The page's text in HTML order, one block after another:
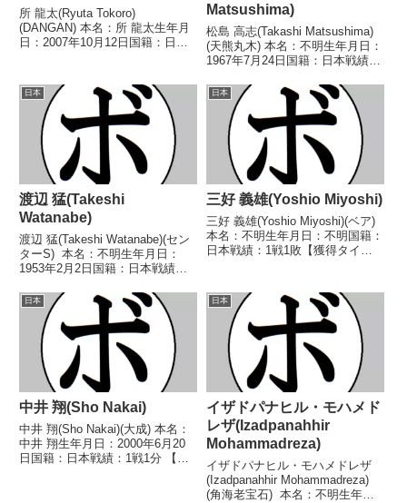
所 龍太(Ryuta Tokoro)
(DANGAN) 本名：所 龍太生年月
日：2007年10月12日国籍：日本
○2RTKO スリヤー・プッタラサ
ックサー(タイ)2...
Matsushima)
松島 高志(Takashi Matsushima)
(天熊丸木) 本名：不明生年月日：
1967年7月24日国籍：日本戦績：
トル】なし 【戦歴】■1992年度
中日本スーパーフライ級新人王予
選1992/06/...
日本
渡辺 猛(Takeshi
Watanabe)
渡辺 猛(Takeshi Watanabe)(セン
ターS) 本名：不明生年月日：
1953年2月2日国籍：日本戦績：
イトル】なし 【戦歴】
1971/03/31 ○4R判定 (採点不
明) 関戸 憲康...
日本
三好 義雄(Yoshio Miyoshi)
三好 義雄(Yoshio Miyoshi)(ベア)
本名：不明生年月日：不明国籍：
日本戦績：1戦1敗【獲得タイト
1946/10/11 ●2RKO 高杉 謙次
郎(第一)※東日本新人王敗退...
日本
中井 翔(Sho Nakai)
中井 翔(Sho Nakai)(大成) 本名：
中井 翔生年月日：2000年6月20
日国籍：日本戦績：1戦1分 【獲
日本
イザドパナヒル・モハメド
レザ(Izadpanahhir
Mohammadreza)
イザドパナヒル・モハメドレザ
(Izadpanahhir Mohammadreza)
(角海老宝石) 本名：不明生年月